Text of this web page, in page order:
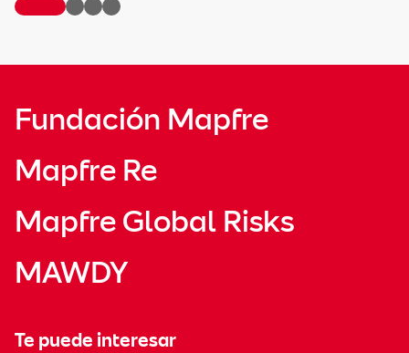
Fundación Mapfre
Mapfre Re
Mapfre Global Risks
MAWDY
Te puede interesar